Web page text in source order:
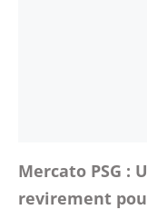
Mercato PSG :
revirement